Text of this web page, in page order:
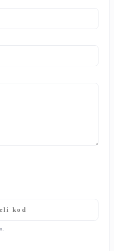
tarama ve dijitalleştirme
ve kolay bir şekilde
dijital ortama
yaratmıştır.
kalmayıp, aynı
Geleneksel
da gelişerek, eğitim